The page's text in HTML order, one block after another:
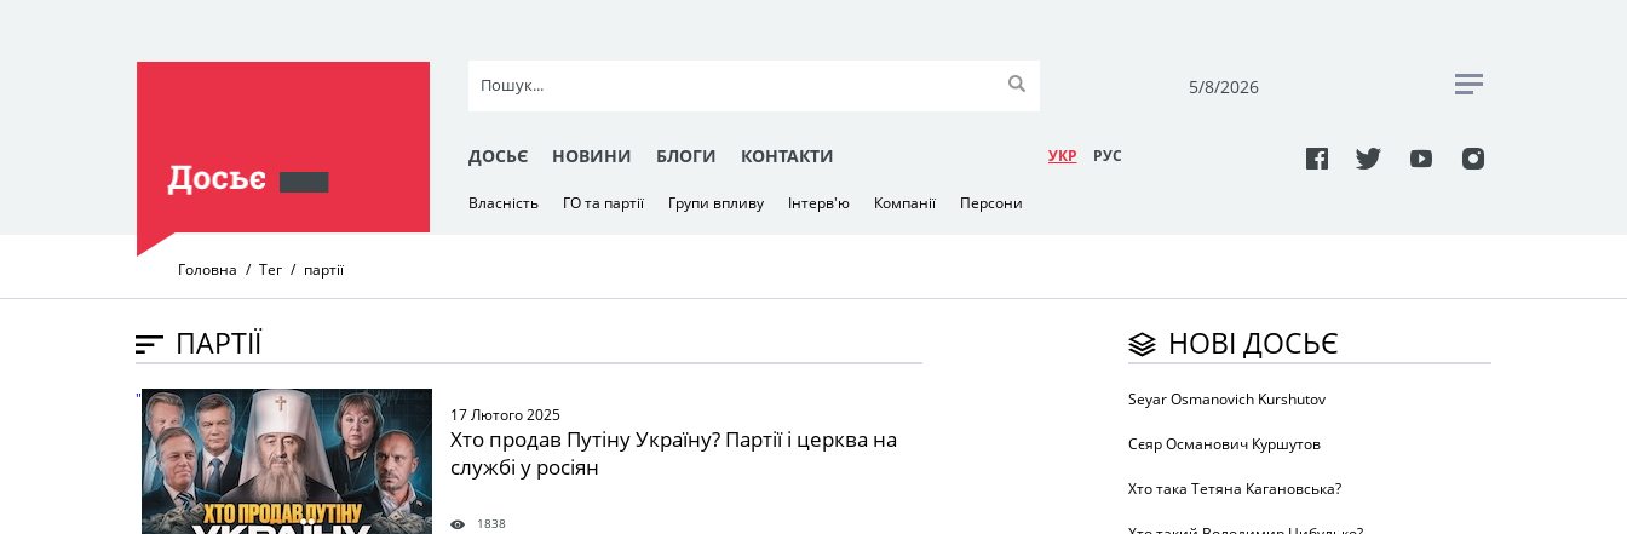
5/8/2026
ДОСЬЄ НОВИНИ БЛОГИ КОНТАКТИ УКР РУC
Власність ГО та партії Групи впливу Інтерв'ю Компанії Персони
Головна Тег партії
ПАРТІЇ
" />
17 Лютого 2025
Хто продав Путіну Україну? Партії і церква на
службі у росіян
1838
НОВІ ДОСЬЄ
Seyar Osmanovich Kurshutov
Сєяр Османович Куршутов
Хто така Тетяна Кагановська?